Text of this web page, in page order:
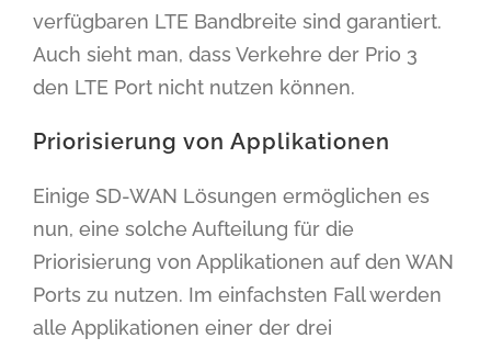
verfügbaren LTE Bandbreite sind garantiert.
Auch sieht man, dass Verkehre der Prio 3
den LTE Port nicht nutzen können.
Priorisierung von Applikationen
Einige SD-WAN Lösungen ermöglichen es
nun, eine solche Aufteilung für die
Priorisierung von Applikationen auf den WAN
Ports zu nutzen. Im einfachsten Fall werden
alle Applikationen einer der drei